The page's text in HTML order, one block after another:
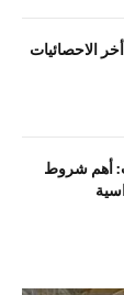
الاحصائيات
أهم شروط